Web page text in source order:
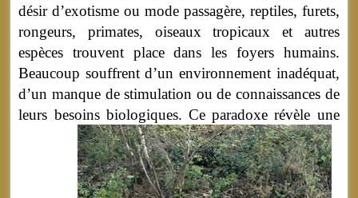
désir d’exotisme ou mode passagère, reptiles, furets,
rongeurs, primates, oiseaux tropicaux et autres
espèces trouvent place dans les foyers humains.
Beaucoup souffrent d’un environnement inadéquat,
d’un manque de stimulation ou de connaissances de
leurs besoins biologiques. Ce paradoxe révèle une